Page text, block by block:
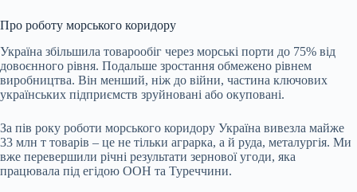
Про роботу морського коридору
Україна збільшила товарообіг через морські порти до 75% від
довоєнного рівня. Подальше зростання обмежено рівнем
виробництва. Він менший, ніж до війни, частина ключових
українських підприємств зруйновані або окуповані.
За пів року роботи морського коридору Україна вивезла майже
33 млн т товарів – це не тільки аграрка, а й руда, металургія. Ми
вже перевершили річні результати зернової угоди, яка
працювала під егідою ООН та Туреччини.